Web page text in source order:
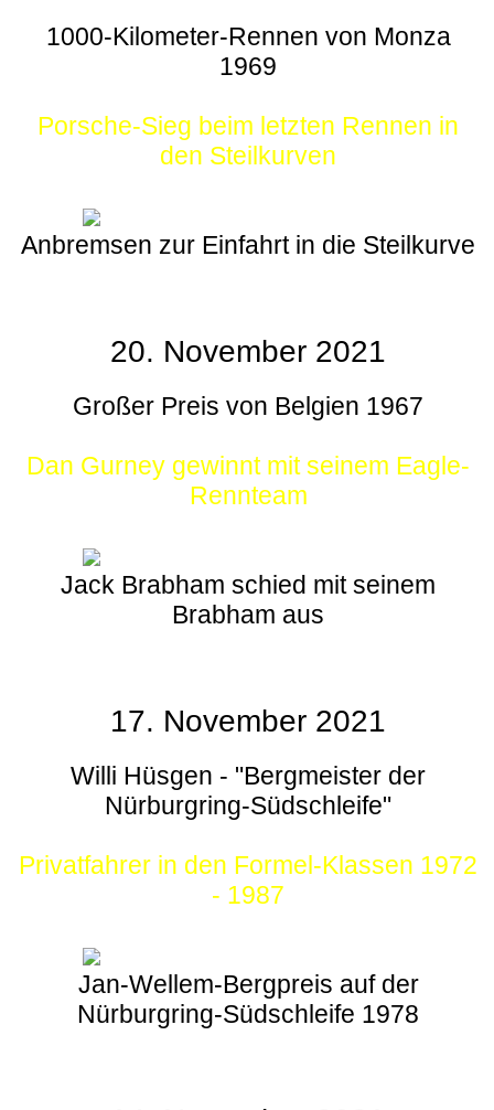
1000-Kilometer-Rennen von Monza
1969
Porsche-Sieg beim letzten Rennen in
den Steilkurven
Anbremsen zur Einfahrt in die Steilkurve
20. November 2021
Großer Preis von Belgien 1967
Dan Gurney gewinnt mit seinem Eagle-
Rennteam
Jack Brabham schied mit seinem
Brabham aus
17. November 2021
Willi Hüsgen - "Bergmeister der
Nürburgring-Südschleife"
Privatfahrer in den Formel-Klassen 1972
- 1987
Jan-Wellem-Bergpreis auf der
Nürburgring-Südschleife 1978